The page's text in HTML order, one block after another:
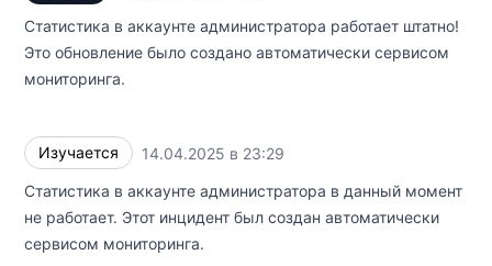
Статистика в аккаунте администратора работает штатно!
Это обновление было создано автоматически сервисом
мониторинга.
Изучается 14.04.2025 в 23:29
Статистика в аккаунте администратора в данный момент
не работает. Этот инцидент был создан автоматически
сервисом мониторинга.